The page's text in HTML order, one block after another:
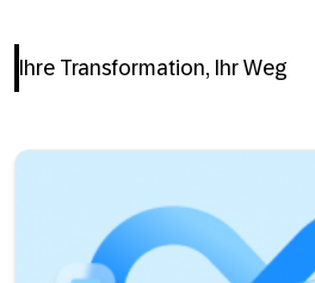
Ihre Transformation, Ihr Weg